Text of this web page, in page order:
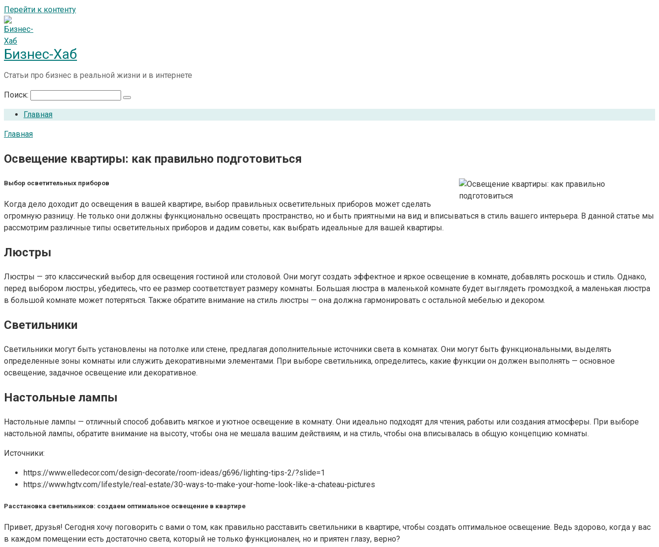
Перейти к контенту
Бизнес-Хаб
Статьи про бизнес в реальной жизни и в интернете
Поиск:
Главная
Главная
Освещение квартиры: как правильно подготовиться
Выбор осветительных приборов
Когда дело доходит до освещения в вашей квартире, выбор правильных осветительных приборов может сделать
огромную разницу. Не только они должны функционально освещать пространство, но и быть приятными на вид и вписываться в стиль вашего интерьера. В данной статье мы
рассмотрим различные типы осветительных приборов и дадим советы, как выбрать идеальные для вашей квартиры.
Люстры
Люстры — это классический выбор для освещения гостиной или столовой. Они могут создать эффектное и яркое освещение в комнате, добавлять роскошь и стиль. Однако,
перед выбором люстры, убедитесь, что ее размер соответствует размеру комнаты. Большая люстра в маленькой комнате будет выглядеть громоздкой, а маленькая люстра
в большой комнате может потеряться. Также обратите внимание на стиль люстры — она должна гармонировать с остальной мебелью и декором.
Светильники
Светильники могут быть установлены на потолке или стене, предлагая дополнительные источники света в комнатах. Они могут быть функциональными, выделять
определенные зоны комнаты или служить декоративными элементами. При выборе светильника, определитесь, какие функции он должен выполнять — основное
освещение, задачное освещение или декоративное.
Настольные лампы
Настольные лампы — отличный способ добавить мягкое и уютное освещение в комнату. Они идеально подходят для чтения, работы или создания атмосферы. При выборе
настольной лампы, обратите внимание на высоту, чтобы она не мешала вашим действиям, и на стиль, чтобы она вписывалась в общую концепцию комнаты.
Источники:
https://www.elledecor.com/design-decorate/room-ideas/g696/lighting-tips-2/?slide=1
https://www.hgtv.com/lifestyle/real-estate/30-ways-to-make-your-home-look-like-a-chateau-pictures
Расстановка светильников: создаем оптимальное освещение в квартире
Привет, друзья! Сегодня хочу поговорить с вами о том, как правильно расставить светильники в квартире, чтобы создать оптимальное освещение. Ведь здорово, когда у вас
в каждом помещении есть достаточно света, который не только функционален, но и приятен глазу, верно?